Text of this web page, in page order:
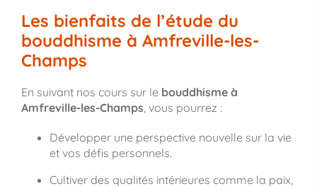
Les bienfaits de l’étude du
bouddhisme à Amfreville-les-
Champs
En suivant nos cours sur le bouddhisme à
Amfreville-les-Champs, vous pourrez :
Développer une perspective nouvelle sur la vie
et vos défis personnels.
Cultiver des qualités intérieures comme la paix,